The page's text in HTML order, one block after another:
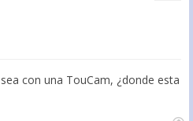
con una TouCam, ¿donde esta